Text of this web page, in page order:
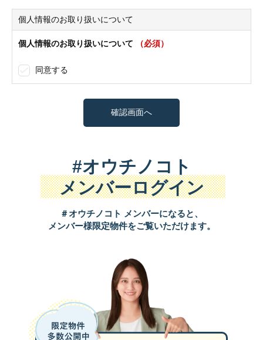
個人情報のお取り扱いについて
個人情報のお取り扱いについて （必須）
同意する
#オウチノコト
メンバーログイン
＃オウチノコト メンバーになると、
メンバー様限定物件をご覧いただけます。